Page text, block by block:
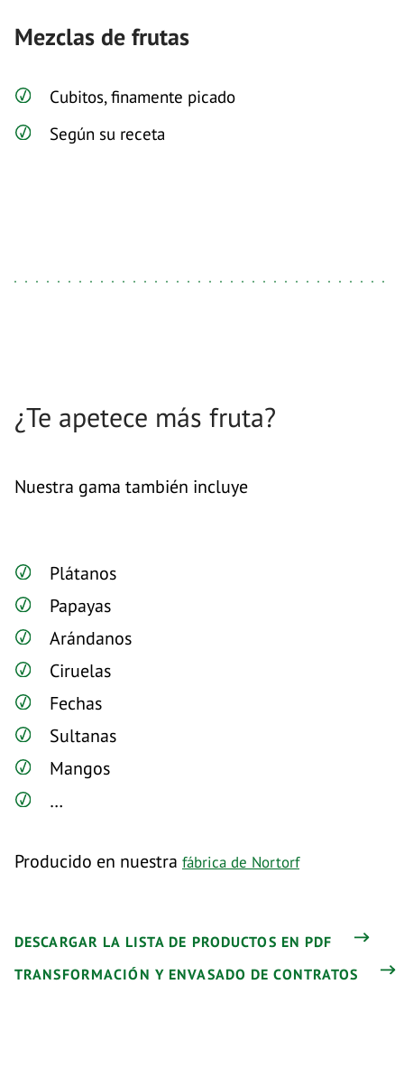
Mezclas de frutas
Cubitos, finamente picado
Según su receta
¿Te apetece más fruta?
Nuestra gama también incluye
Plátanos
Papayas
Arándanos
Ciruelas
Fechas
Sultanas
Mangos
…
Producido en nuestra fábrica de Nortorf
DESCARGAR LA LISTA DE PRODUCTOS EN PDF
TRANSFORMACIÓN Y ENVASADO DE CONTRATOS